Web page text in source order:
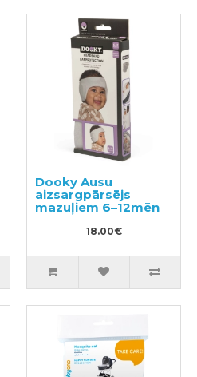
Dooky Ausu
aizsargpārsējs
mazuļiem 6–12mēn
18.00€